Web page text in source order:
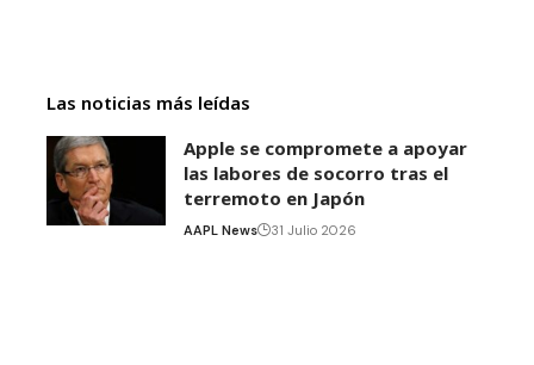
Las noticias más leídas
Apple se compromete a apoyar
las labores de socorro tras el
terremoto en Japón
AAPL News 31 Julio 2026